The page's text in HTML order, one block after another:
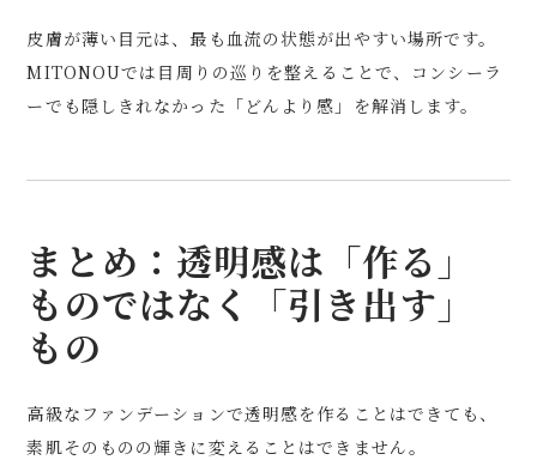
皮膚が薄い目元は、最も血流の状態が出やすい場所です。
MITONOUでは目周りの巡りを整えることで、コンシーラ
ーでも隠しきれなかった「どんより感」を解消します。
まとめ：透明感は「作る」
ものではなく「引き出す」
もの
高級なファンデーションで透明感を作ることはできても、
素肌そのものの輝きに変えることはできません。